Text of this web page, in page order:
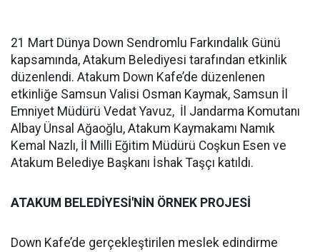
21 Mart Dünya Down Sendromlu Farkındalık Günü
kapsamında, Atakum Belediyesi tarafından etkinlik
düzenlendi. Atakum Down Kafe’de düzenlenen
etkinliğe Samsun Valisi Osman Kaymak, Samsun İl
Emniyet Müdürü Vedat Yavuz, İl Jandarma Komutanı
Albay Ünsal Ağaoğlu, Atakum Kaymakamı Namık
Kemal Nazlı, İl Milli Eğitim Müdürü Coşkun Esen ve
Atakum Belediye Başkanı İshak Taşçı katıldı.
ATAKUM BELEDİYESİ'NİN ÖRNEK PROJESİ
Down Kafe’de gerçekleştirilen meslek edindirme